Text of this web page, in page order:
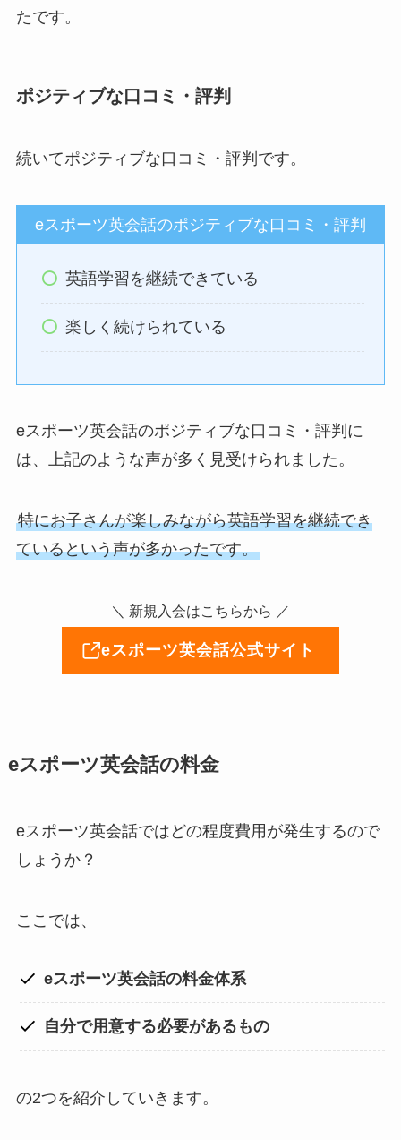
たです。
ポジティブな口コミ・評判
続いてポジティブな口コミ・評判です。
eスポーツ英会話のポジティブな口コミ・評判
英語学習を継続できている
楽しく続けられている
eスポーツ英会話のポジティブな口コミ・評判に
は、上記のような声が多く見受けられました。
特にお子さんが楽しみながら英語学習を継続でき
ているという声が多かったです。
＼ 新規入会はこちらから ／
eスポーツ英会話公式サイト
eスポーツ英会話の料金
eスポーツ英会話ではどの程度費用が発生するので
しょうか？
ここでは、
eスポーツ英会話の料金体系
自分で用意する必要があるもの
の2つを紹介していきます。